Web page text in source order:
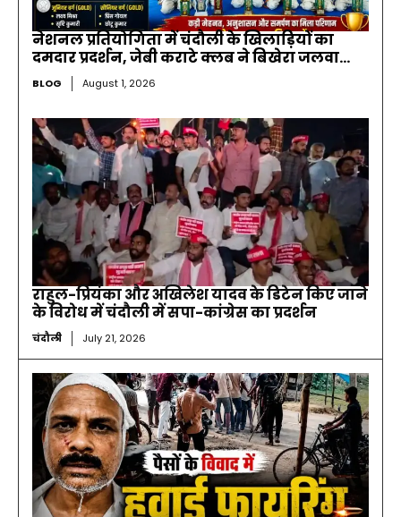
नेशनल प्रतियोगिता में चंदौली के खिलाड़ियों का
दमदार प्रदर्शन, जेबी कराटे क्लब ने बिखेरा जलवा…
BLOG August 1, 2026
राहुल-प्रियंका और अखिलेश यादव के डिटेन किए जाने
के विरोध में चंदौली में सपा-कांग्रेस का प्रदर्शन
चंदौली July 21, 2026